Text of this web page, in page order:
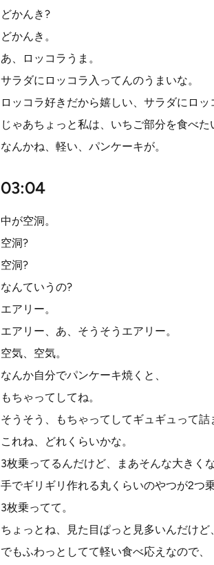
どかんき?
どかんき。
あ、ロッコラうま。
サラダにロッコラ入ってんのうまいな。
ロッコラ好きだから嬉しい、サラダにロッ
じゃあちょっと私は、いちご部分を食べた
なんかね、軽い、パンケーキが。
03:04
中が空洞。
空洞?
空洞?
なんていうの?
エアリー。
エアリー、あ、そうそうエアリー。
空気、空気。
なんか自分でパンケーキ焼くと、
もちゃってしてね。
そうそう、もちゃってしてギュギュって
これね、どれくらいかな。
3枚乗ってるんだけど、まあそんな大きくな
手でギリギリ作れる丸くらいのやつが2つ
3枚乗ってて。
ちょっとね、見た目ぱっと見多いんだけど、
でもふわっとしてて軽い食べ応えなので、